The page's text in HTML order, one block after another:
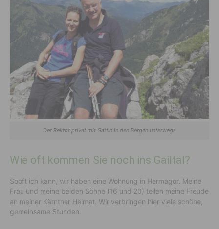
Der Rektor privat mit Gattin in den Bergen unterwegs
Wie oft kommen Sie noch ins Gailtal?
Sooft ich kann, wir haben eine Wohnung in Hermagor. Meine
Frau und meine beiden Söhne (16 und 20) teilen meine Freude
an meiner Kärntner Heimat. Wir verbringen hier viele schöne,
gemeinsame Stunden.